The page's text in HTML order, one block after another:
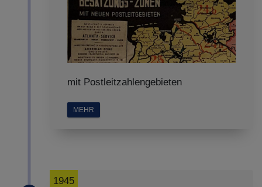
mit Postleitzahlengebieten
MEHR
1945